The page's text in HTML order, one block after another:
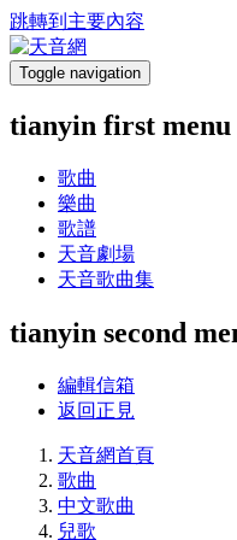
跳轉到主要內容
Toggle navigation
tianyin first menu
歌曲
樂曲
歌譜
天音劇場
天音歌曲集
tianyin second
編輯信箱
返回正見
天音網首頁
歌曲
中文歌曲
兒歌